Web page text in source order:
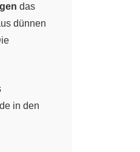
das
dünnen
in den